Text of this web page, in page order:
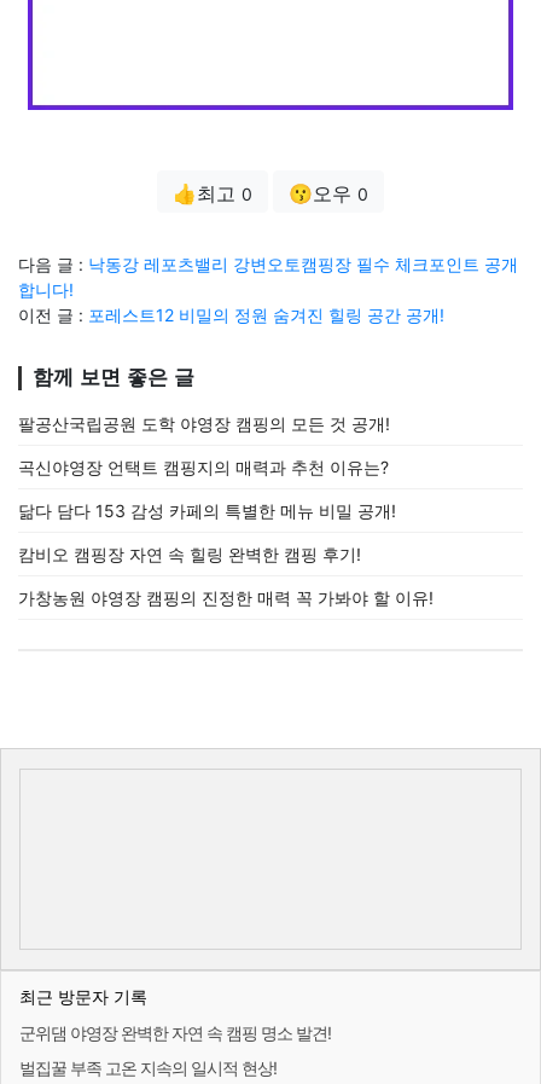
👍최고 0 😗오우 0
다음 글 : 낙동강 레포츠밸리 강변오토캠핑장 필수 체크포인트 공개
합니다!
이전 글 : 포레스트12 비밀의 정원 숨겨진 힐링 공간 공개!
함께 보면 좋은 글
팔공산국립공원 도학 야영장 캠핑의 모든 것 공개!
곡신야영장 언택트 캠핑지의 매력과 추천 이유는?
닮다 담다 153 감성 카페의 특별한 메뉴 비밀 공개!
캄비오 캠핑장 자연 속 힐링 완벽한 캠핑 후기!
가창농원 야영장 캠핑의 진정한 매력 꼭 가봐야 할 이유!
최근 방문자 기록
군위댐 야영장 완벽한 자연 속 캠핑 명소 발견!
벌집꿀 부족 고온 지속의 일시적 현상!